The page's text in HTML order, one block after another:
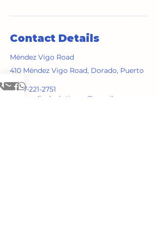
Contact Details
Méndez Vigo Road
410 Méndez Vigo Road, Dorado, Puerto
Rico
1-787-221-2751
jdmmedicalsolutionpr@gmail.com